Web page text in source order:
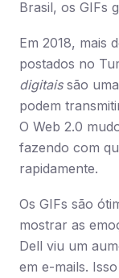
Brasil, os GIFs
Em 2018, mais
postados no
digitaissão
podem
O Web 2.0
fazendo com
rapidamente.
Os GIFs são
mostrar as
Dell viu um
em e-mails.